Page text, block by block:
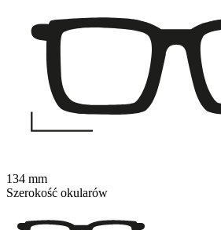
134 mm
Szerokość okularów